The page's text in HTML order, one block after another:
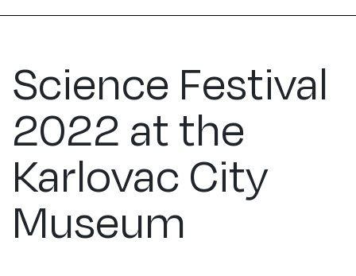
Science Festival
2022 at the
Karlovac City
Museum